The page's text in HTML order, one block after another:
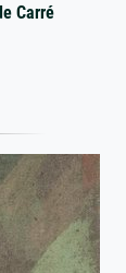
Carré